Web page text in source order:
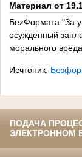
Материал от
БеzФормата "За
осужденный
морального
Исчтоник:
ПОДАЧА
ЭЛЕКТРОННОМ